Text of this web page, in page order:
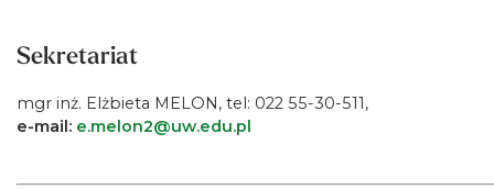
Sekretariat
mgr inż. Elżbieta MELON, tel: 022 55-30-511,
e-mail: e.melon2@uw.edu.pl